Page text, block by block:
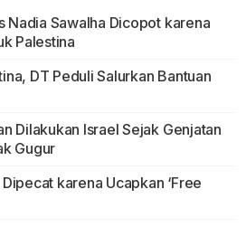
Nadia Sawalha Dicopot karena
Palestina
DT Peduli Salurkan Bantuan
Dilakukan Israel Sejak Genjatan
Gugur
karena Ucapkan ‘Free